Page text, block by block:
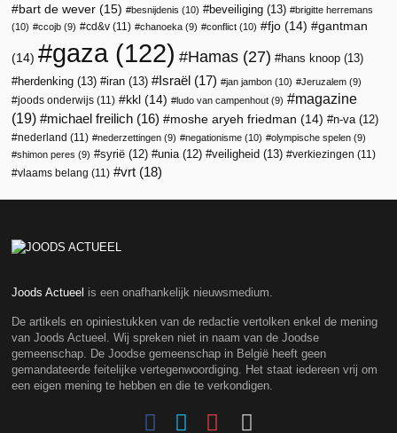
bart de wever (15) besnijdenis (10) beveiliging (13)
brigitte herremans
(10)
ccojb (9) cd&v (11) chanoeka (9) conflict (10) fjo (14) gantman
(14) gaza(122) Hamas (27) hans knoop (13)
herdenking (13) iran (13) Israël (17) jan jambon (10) Jeruzalem (9)
joods onderwijs (11) kkl (14) ludo van campenhout (9)
magazine
(19)
michael freilich (16) moshe aryeh friedman (14) n-va (12)
nederland (11) nederzettingen (9) negationisme (10) olympische spelen (9)
shimon peres (9) syrië (12) unia (12) veiligheid (13) verkiezingen (11)
vlaams belang (11) vrt (18)
Joods Actueel is een onafhankelijk nieuwsmedium.
De artikels en opiniestukken van de redactie vertolken enkel de mening
van Joods Actueel. Wij spreken niet in naam van de Joodse
gemeenschap. De Joodse gemeenschap in België heeft geen
gemandateerde feitelijke vertegenwoordiging. Het staat iedereen vrij om
een eigen mening te hebben en die te verkondigen.